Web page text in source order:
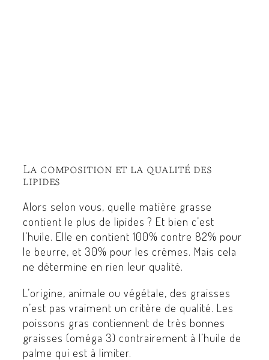
La composition et la qualité des
lipides
Alors selon vous, quelle matière grasse
contient le plus de lipides ? Et bien c’est
l’huile. Elle en contient 100% contre 82% pour
le beurre, et 30% pour les crèmes. Mais cela
ne détermine en rien leur qualité.
L’origine, animale ou végétale, des graisses
n’est pas vraiment un critère de qualité. Les
poissons gras contiennent de très bonnes
graisses (oméga 3) contrairement à l’huile de
palme qui est à limiter.